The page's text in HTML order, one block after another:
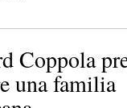
Coppola
una familia